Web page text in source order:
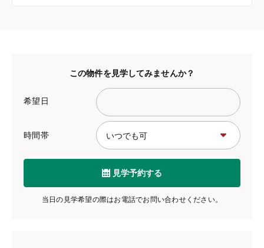
この物件を見学してみませんか？
希望日
時間帯
見学予約する
当日の見学希望の際はお電話でお問い合わせください。